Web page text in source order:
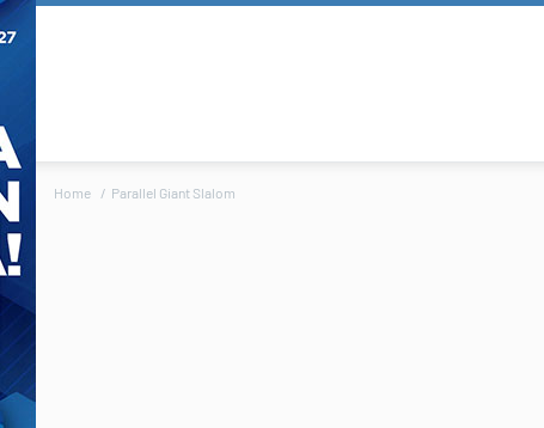
Home Parallel Giant Slalom